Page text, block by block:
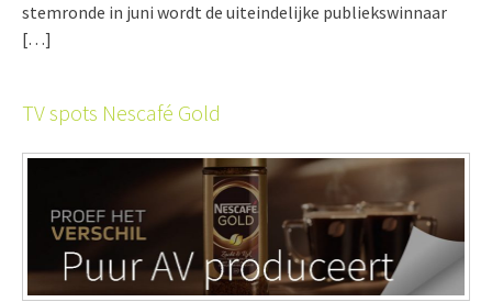
stemronde in juni wordt de uiteindelijke publiekswinnaar
[…]
TV spots Nescafé Gold